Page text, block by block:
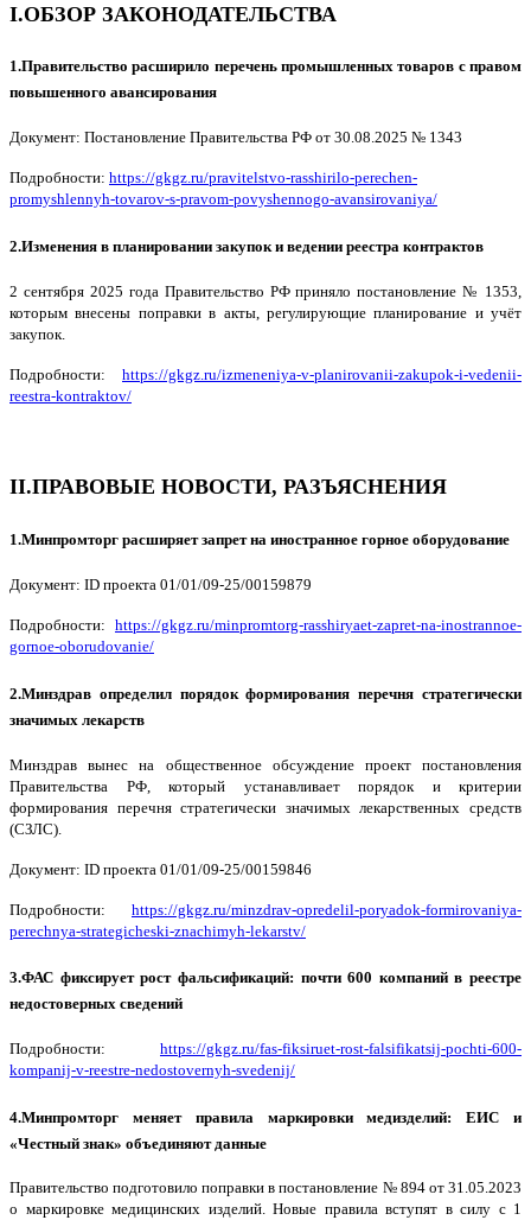
I.ОБЗОР ЗАКОНОДАТЕЛЬСТВА
1.Правительство расширило перечень промышленных товаров с правом
повышенного авансирования
Документ: Постановление Правительства РФ от 30.08.2025 № 1343
Подробности: https://gkgz.ru/pravitelstvo-rasshirilo-perechen-
promyshlennyh-tovarov-s-pravom-povyshennogo-avansirovaniya/
2.Изменения в планировании закупок и ведении реестра контрактов
2 сентября 2025 года Правительство РФ приняло постановление № 1353,
которым внесены поправки в акты, регулирующие планирование и учёт
закупок.
Подробности: https://gkgz.ru/izmeneniya-v-planirovanii-zakupok-i-vedenii-
reestra-kontraktov/
II.ПРАВОВЫЕ НОВОСТИ, РАЗЪЯСНЕНИЯ
1.Минпромторг расширяет запрет на иностранное горное оборудование
Документ: ID проекта 01/01/09-25/00159879
Подробности: https://gkgz.ru/minpromtorg-rasshiryaet-zapret-na-inostrannoe-
gornoe-oborudovanie/
2.Минздрав определил порядок формирования перечня стратегически
значимых лекарств
Минздрав вынес на общественное обсуждение проект постановления
Правительства РФ, который устанавливает порядок и критерии
формирования перечня стратегически значимых лекарственных средств
(СЗЛС).
Документ: ID проекта 01/01/09-25/00159846
Подробности: https://gkgz.ru/minzdrav-opredelil-poryadok-formirovaniya-
perechnya-strategicheski-znachimyh-lekarstv/
3.ФАС фиксирует рост фальсификаций: почти 600 компаний в реестре
недостоверных сведений
Подробности: https://gkgz.ru/fas-fiksiruet-rost-falsifikatsij-pochti-600-
kompanij-v-reestre-nedostovernyh-svedenij/
4.Минпромторг меняет правила маркировки медизделий: ЕИС и
«Честный знак» объединяют данные
Правительство подготовило поправки в постановление № 894 от 31.05.2023
о маркировке медицинских изделий. Новые правила вступят в силу с 1